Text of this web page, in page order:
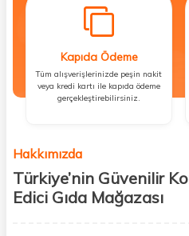
Kapıda Ödeme
Tüm alışverişlerinizde peşin nakit
veya kredi kartı ile kapıda ödeme
gerçekleştirebilirsiniz.
Hakkımızda
Türkiye’nin Güvenilir
Edici Gıda Mağazası